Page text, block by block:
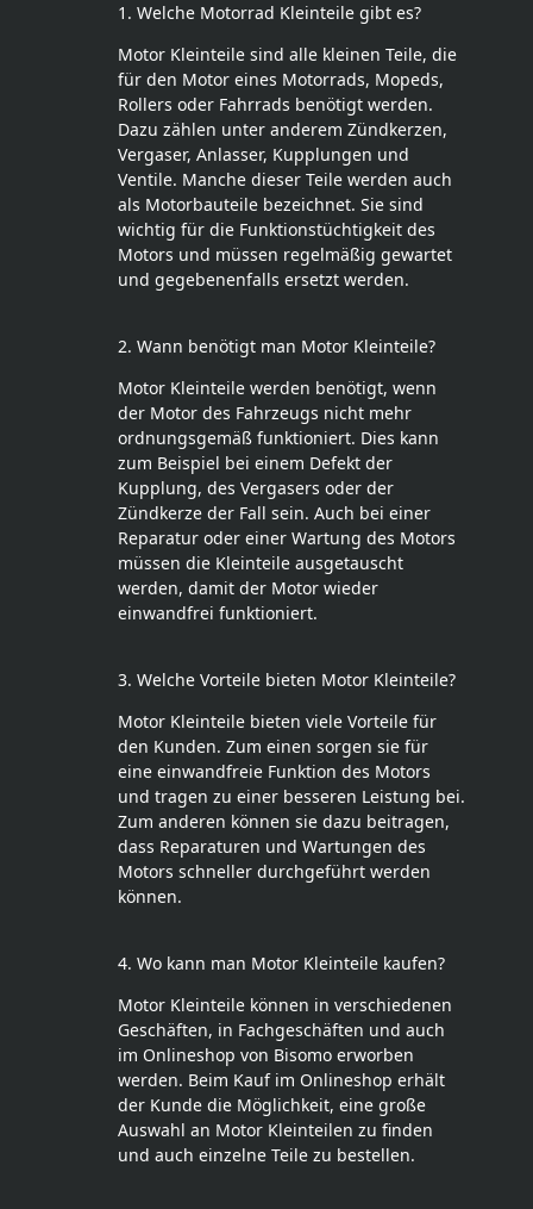
1. Welche Motorrad Kleinteile gibt es?
Motor Kleinteile sind alle kleinen Teile, die
für den Motor eines Motorrads, Mopeds,
Rollers oder Fahrrads benötigt werden.
Dazu zählen unter anderem Zündkerzen,
Vergaser, Anlasser, Kupplungen und
Ventile. Manche dieser Teile werden auch
als Motorbauteile bezeichnet. Sie sind
wichtig für die Funktionstüchtigkeit des
Motors und müssen regelmäßig gewartet
und gegebenenfalls ersetzt werden.
2. Wann benötigt man Motor Kleinteile?
Motor Kleinteile werden benötigt, wenn
der Motor des Fahrzeugs nicht mehr
ordnungsgemäß funktioniert. Dies kann
zum Beispiel bei einem Defekt der
Kupplung, des Vergasers oder der
Zündkerze der Fall sein. Auch bei einer
Reparatur oder einer Wartung des Motors
müssen die Kleinteile ausgetauscht
werden, damit der Motor wieder
einwandfrei funktioniert.
3. Welche Vorteile bieten Motor Kleinteile?
Motor Kleinteile bieten viele Vorteile für
den Kunden. Zum einen sorgen sie für
eine einwandfreie Funktion des Motors
und tragen zu einer besseren Leistung bei.
Zum anderen können sie dazu beitragen,
dass Reparaturen und Wartungen des
Motors schneller durchgeführt werden
können.
4. Wo kann man Motor Kleinteile kaufen?
Motor Kleinteile können in verschiedenen
Geschäften, in Fachgeschäften und auch
im Onlineshop von Bisomo erworben
werden. Beim Kauf im Onlineshop erhält
der Kunde die Möglichkeit, eine große
Auswahl an Motor Kleinteilen zu finden
und auch einzelne Teile zu bestellen.